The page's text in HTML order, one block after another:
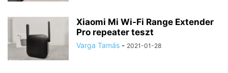
Xiaomi Mi Wi-Fi Range Extender
Pro repeater teszt
Varga Tamás - 2021-01-28